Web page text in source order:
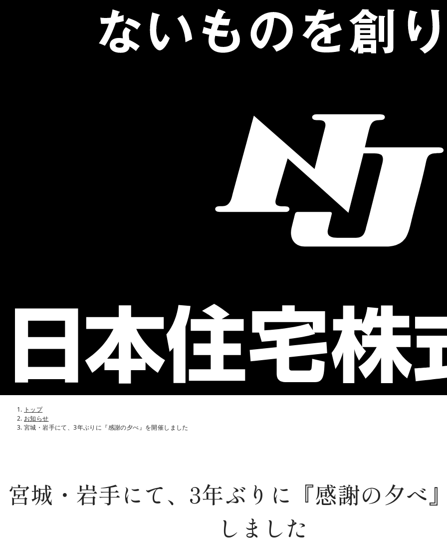
トップ
お知らせ
宮城・岩手にて、3年ぶりに『感謝の夕べ』を開催しました
宮城・岩手にて、3年ぶりに『感謝の夕べ
しました